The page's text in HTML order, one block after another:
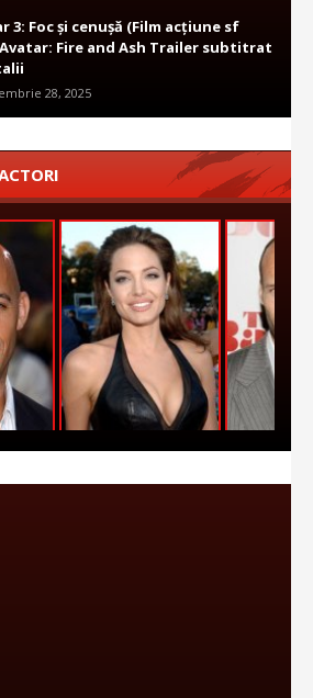
3: Foc și cenușă (Film acțiune sf
Avatar: Fire and Ash Trailer subtitrat
28, 2025